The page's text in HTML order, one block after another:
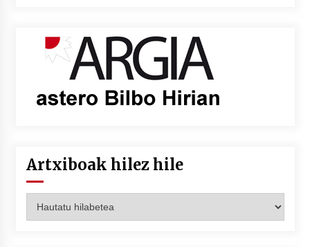
Artxiboak hilez hile
hilez